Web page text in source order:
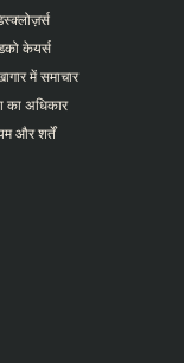
केयर्स
में समाचार
का अधिकार
और शर्तें